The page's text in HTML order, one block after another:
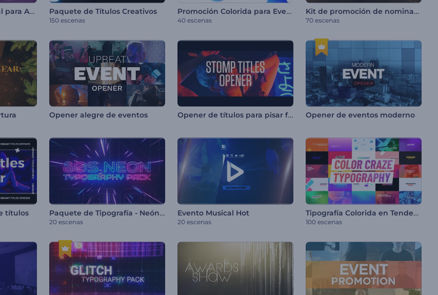
Paquete Promocional para Avances de Eventos Paquete de Títulos Creativos
150 escenas
Promoción Colorida para Eventos
40 escenas
Kit de promoción de nominaciones a premios
70 escenas
Opener alegre de eventos Opener de títulos para pisar fuerte Opener de eventos moderno
títulos Paquete de Tipografía - Neón de los 80
20 escenas
Evento Musical Hot
20 escenas
Tipografía Colorida en Tendencia
100 escenas